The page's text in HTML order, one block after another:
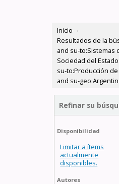
Inicio ›
Resultados de la
and su-to:Sistemas
Sociedad del
su-to:Producción de
and su-
Refinar su
Disponibilidad
Limitar a ítems
actualmente
disponibles.
Autores